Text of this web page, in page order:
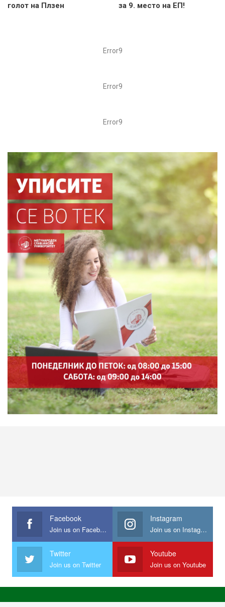
голот на Плзен
за 9. место на ЕП!
Error9
Error9
Error9
Facebook
Join us on Facebook
Instagram
Join us on Instagram
Twitter
Join us on Twitter
Youtube
Join us on Youtube